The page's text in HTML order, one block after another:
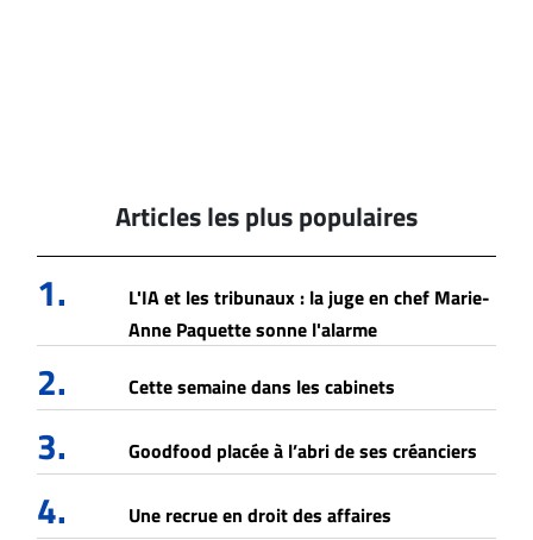
Articles les plus populaires
1.
L'IA et les tribunaux : la juge en chef Marie-
Anne Paquette sonne l'alarme
2. Cette semaine dans les cabinets
3. Goodfood placée à l’abri de ses créanciers
4. Une recrue en droit des affaires